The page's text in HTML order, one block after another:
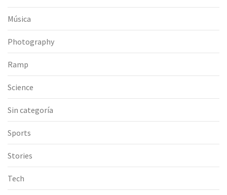
Música
Photography
Ramp
Science
Sin categoría
Sports
Stories
Tech